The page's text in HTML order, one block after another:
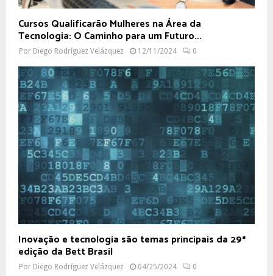
Cursos Qualificarão Mulheres na Área da
Tecnologia: O Caminho para um Futuro...
Por Diego Rodríguez Velázquez 12/11/2024 0
Inovação e tecnologia são temas principais da 29ª
edição da Bett Brasil
Por Diego Rodríguez Velázquez 04/25/2024 0